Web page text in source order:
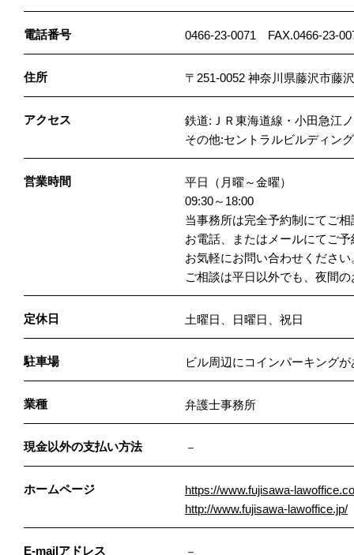
電話番号 0466-23-0071 FAX.0466-23-
住所 〒251-0052 神奈川県藤沢市藤
アクセス
鉄道:ＪＲ東海道線・小田急江
その他:セントラルビルディン
営業時間
平日（月曜～金曜）
09:30～18:00
当事務所は完全予約制にてご
お電話、またはメールにてご
お気軽にお問い合わせください
ご相談は平日以外でも、夜間
定休日 土曜日、日曜日、祝日
駐車場 ビル周辺にコインパーキング
業種 弁護士事務所
現金以外の支払い方法 －
ホームページ
https://www.fujisawa-
http://www.fujisawa-lawoffice.jp/
E-mailアドレス －